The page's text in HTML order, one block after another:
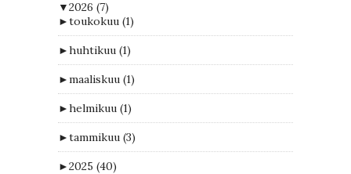
▼2026 (7)
►toukokuu (1)
►huhtikuu (1)
►maaliskuu (1)
►helmikuu (1)
►tammikuu (3)
►2025 (40)